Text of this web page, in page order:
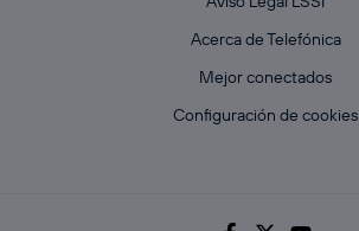
Acerca de Telefónica
Mejor conectados
Configuración de cookies